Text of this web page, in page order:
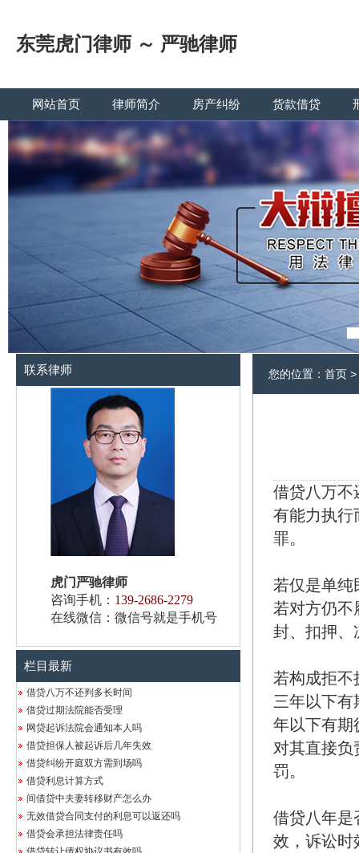
东莞虎门律师 ～ 严驰律师
网站首页 律师简介 房产纠纷 货款借贷
联系律师
虎门严驰律师
咨询手机： 139-2686-2279
在线微信：微信号就是手机号
栏目最新
借贷八万不还判多长时间
借贷过期法院能否受理
网贷起诉法院会通知本人吗
借贷担保人被起诉后几年失效
借贷纠纷开庭双方需到场吗
借贷利息计算方式
间借贷中夫妻转移财产怎么办
无效借贷合同支付的利息可以返还吗
借贷会承担法律责任吗
您的位置： 首页 >
借贷八万不
有能力执行
罪。
若仅是单纯
若对方仍不
封、扣押、
若构成拒不
三年以下有
年以下有期
对其直接负
罚。
借贷八年是
效，诉讼时